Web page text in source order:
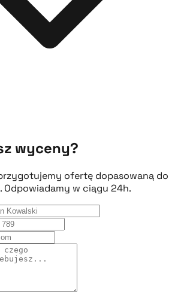
wyceny?
ofertę dopasowaną do
Odpowiadamy w ciągu 24h.